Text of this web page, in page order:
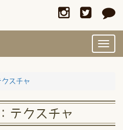
クスチャ
テクスチャ